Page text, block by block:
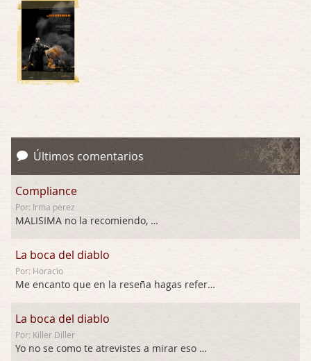
Últimos comentarios
Compliance
Por: Irma perez
MALISIMA no la recomiendo, …
La boca del diablo
Por: Horacio
Me encanto que en la reseña hagas referen …
La boca del diablo
Por: Killer Diller
Yo no se como te atrevistes a mirar eso …